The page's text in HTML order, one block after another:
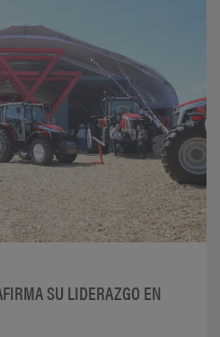
SU LIDERAZGO EN